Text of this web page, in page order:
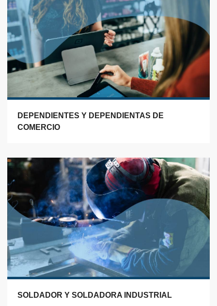
DEPENDIENTES Y DEPENDIENTAS DE
COMERCIO
SOLDADOR Y SOLDADORA INDUSTRIAL